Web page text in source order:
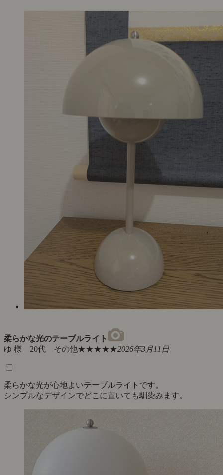
柔らかな光のテーブルライト
ゆ 様 20代 その他★★★★★2026年3月11日
柔らかな光が心地よいテーブルライトです。
シンプルなデザインでどこに置いても馴染みます。